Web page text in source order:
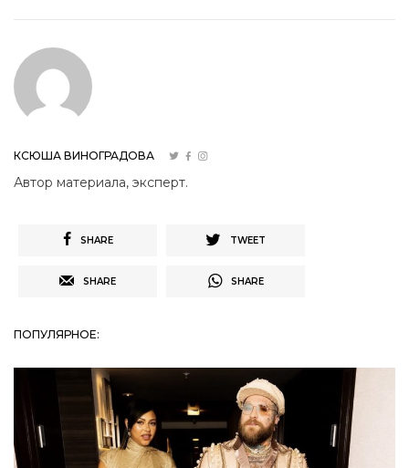
КСЮША ВИНОГРАДОВА
Автор материала, эксперт.
SHARE TWEET
SHARE SHARE
ПОПУЛЯРНОЕ: